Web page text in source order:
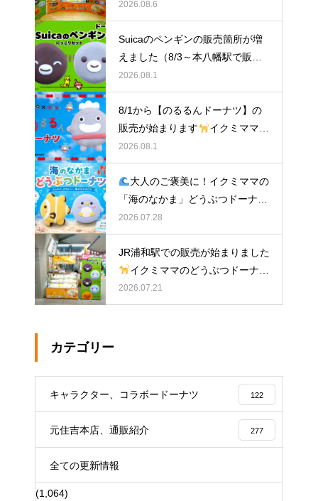
ミママのどうぶつドーナツ
2026.08.6
Suicaのペンギンの販売箇所が増
えました（8/3～本八幡駅で販
売）
イクミママのどうぶつドー
ナツ
2026.08.1
8/1から【のるるんドーナツ】の
販売が始まります
イクミママの
どうぶつドーナツ
2026.08.1
大人のご褒美に！イクミママの
「海のなかま」どうぶつドーナツ
が元住吉に登場
2026.07.28
JR浦和駅での販売が始まりました
イクミママのどうぶつドーナツ
2026.07.21
カテゴリー
キャラクター、コラボードーナツ 122
元住吉本店、通販紹介 277
全ての更新情報
(1,064)